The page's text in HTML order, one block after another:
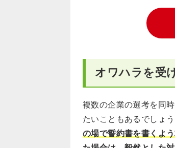
オワハラを受
複数の企業の選考を同
たいこともあるでしょ
の場で誓約書を書くよ